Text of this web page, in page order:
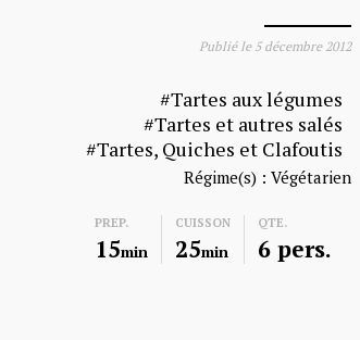
Publié le 5 décembre 2012
Tartes aux légumes
Tartes et autres salés
Tartes, Quiches et Clafoutis
Régime(s) : Végétarien
PREP.
15min
CUISSON
25min
QTE.
6 pers.